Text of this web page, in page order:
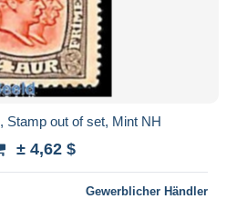
Stamp out of set, Mint NH
± 4,62 $
Gewerblicher Händler